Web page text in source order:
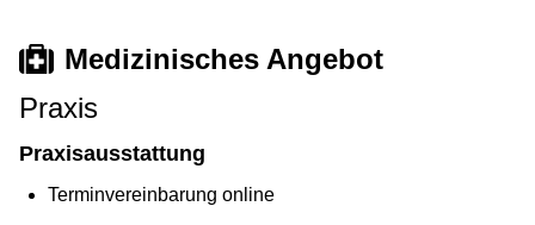
Medizinisches Angebot
Praxis
Praxisausstattung
Terminvereinbarung online